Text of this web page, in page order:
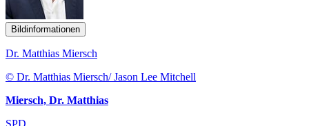
Bildinformationen
Dr. Matthias Miersch
© Dr. Matthias Miersch/ Jason Lee Mitchell
Miersch, Dr. Matthias
SPD